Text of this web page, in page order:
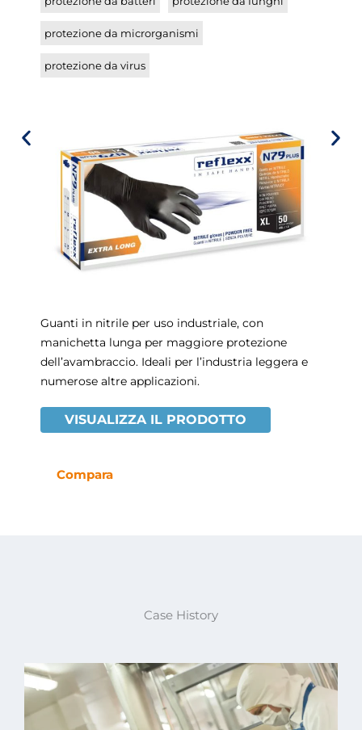
protezione da microrganismi
protezione da virus
Guanti in nitrile per uso industriale, con
manichetta lunga per maggiore protezione
dell’avambraccio. Ideali per l’industria leggera e
numerose altre applicazioni.
VISUALIZZA IL PRODOTTO
Compara
Case History